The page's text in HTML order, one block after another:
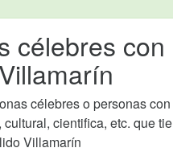
célebres con
célebres o personas
cientifica, etc. que
Villamarín